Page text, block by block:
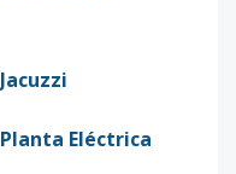
Jacuzzi
Planta Eléctrica